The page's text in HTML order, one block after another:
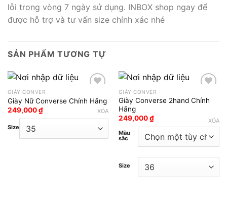
lỗi trong vòng 7 ngày sử dụng. INBOX shop ngay để
được hỗ trợ và tư vấn size chính xác nhé
SẢN PHẨM TƯƠNG TỰ
Add to wishlist
GIÀY CONVER
Giày Nữ Converse Chính Hãng
249,000₫
Size
XÓA
GIÀY CONVER
Giày Converse 2hand Chính
Hãng
249,000₫
Màu
sắc
Size
XÓA